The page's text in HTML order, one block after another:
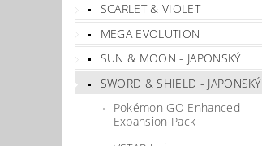
SCARLET & VIOLET
MEGA EVOLUTION
SUN & MOON - JAPONSKÝ
SWORD & SHIELD - JAPONSKÝ
Pokémon GO Enhanced
Expansion Pack